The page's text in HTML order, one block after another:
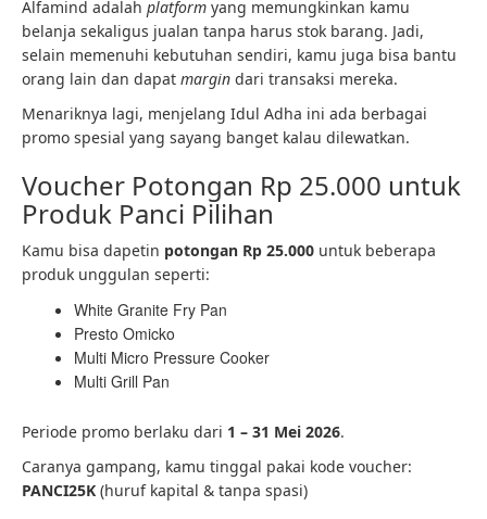
Alfamind adalah platform yang memungkinkan kamu
belanja sekaligus jualan tanpa harus stok barang. Jadi,
selain memenuhi kebutuhan sendiri, kamu juga bisa bantu
orang lain dan dapat margin dari transaksi mereka.
Menariknya lagi, menjelang Idul Adha ini ada berbagai
promo spesial yang sayang banget kalau dilewatkan.
Voucher Potongan Rp 25.000 untuk
Produk Panci Pilihan
Kamu bisa dapetin potongan Rp 25.000 untuk beberapa
produk unggulan seperti:
White Granite Fry Pan
Presto Omicko
Multi Micro Pressure Cooker
Multi Grill Pan
Periode promo berlaku dari 1 – 31 Mei 2026.
Caranya gampang, kamu tinggal pakai kode voucher:
PANCI25K (huruf kapital & tanpa spasi)